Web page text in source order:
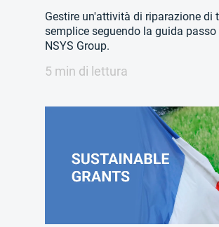
Gestire un'attività di riparazione di
semplice seguendo la guida passo
NSYS Group.
5 min di lettura